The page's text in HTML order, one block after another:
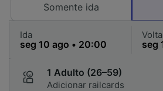
Somente ida
Ida Volta
1 Adulto (26–59)
Adicionar railcards